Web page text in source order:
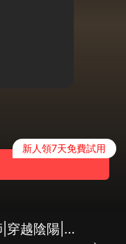
新人領7天免費試用
夢償記|執念消除師|穿越陰陽|多人